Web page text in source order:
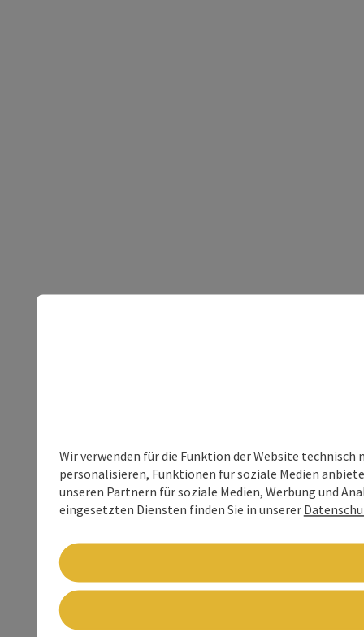
Wir verwenden für die Funktion der Website
personalisieren, Funktionen für soziale Medien
unseren Partnern für soziale Medien, Werbung und
eingesetzten Diensten finden Sie in unserer